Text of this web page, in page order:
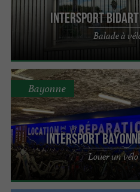
INTERSPORT
Balade à
INTERSPORT
Louer un
Bayonne